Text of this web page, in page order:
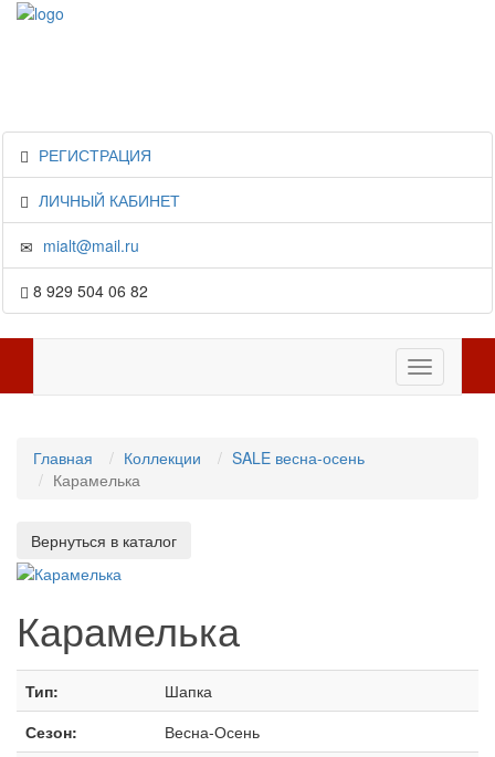
РЕГИСТРАЦИЯ
ЛИЧНЫЙ КАБИНЕТ
mialt@mail.ru
8 929 504 06 82
Toggle
navigation
Главная Коллекции
SALE весна-осень
Карамелька
Карамелька
Тип:
Шапка
Сезон:
Весна-Осень